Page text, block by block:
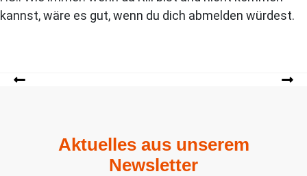
kannst, wäre es gut, wenn du dich abmelden würdest.
Aktuelles aus unserem
Newsletter